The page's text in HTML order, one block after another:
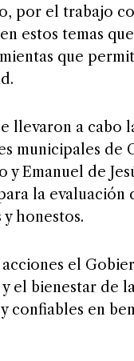
por el trabajo
estos temas
que
llevaron a cabo
municipales de
y Emanuel de
la evaluación
honestos.
acciones el
el bienestar de
confiables en